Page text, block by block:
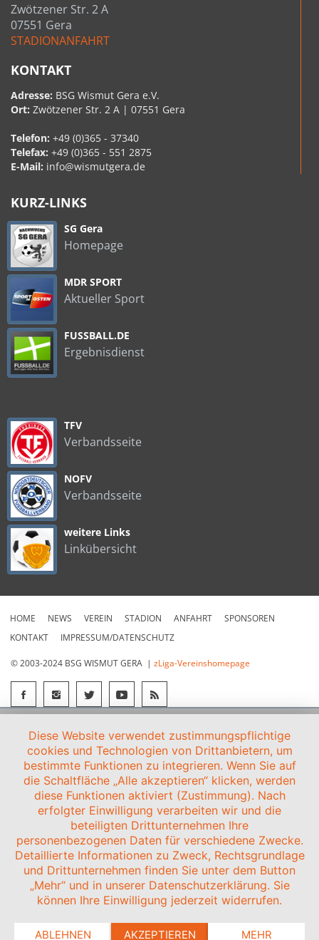
Zwötzener Str. 2 A
07551 Gera
STADIONANFAHRT
KONTAKT
Adresse: BSG Wismut Gera e.V.
Ort: Zwötzener Str. 2 A | 07551 Gera
Telefon: +49 (0)365 - 37340
Telefax: +49 (0)365 - 551 2875
E-Mail: info@wismutgera.de
KURZ-LINKS
SG Gera
Homepage
MDR SPORT
Aktueller Sport
FUSSBALL.DE
Ergebnisdienst
TFV
Verbandsseite
NOFV
Verbandsseite
weitere Links
Linkübersicht
HOME NEWS VEREIN STADION ANFAHRT
SPONSOREN
KONTAKT
IMPRESSUM/DATENSCHUTZ
© 2003-2024 BSG WISMUT GERA | zLiga-Vereinshomepage
Diese Website verwendet zustimmungspflichtige
cookies und Technologien von Drittanbietern, um
bestimmte Funktionen zu integrieren. Wenn Sie auf
die Schaltfläche „Alle akzeptieren“ klicken, werden
diese Funktionen aktiviert (Zustimmung). Nach
erfolgter Einwilligung verarbeiten wir und die
beteiligten Drittunternehmen Ihre
personenbezogenen Daten für verschiedene Zwecke.
Detaillierte Informationen zu Zweck, Rechtsgrundlage
und Drittunternehmen finden Sie unter dem Button
„Mehr“ und in unserer Datenschutzerklärung. Sie
können Ihre Einwilligung jederzeit widerrufen.
ABLEHNEN AKZEPTIEREN MEHR